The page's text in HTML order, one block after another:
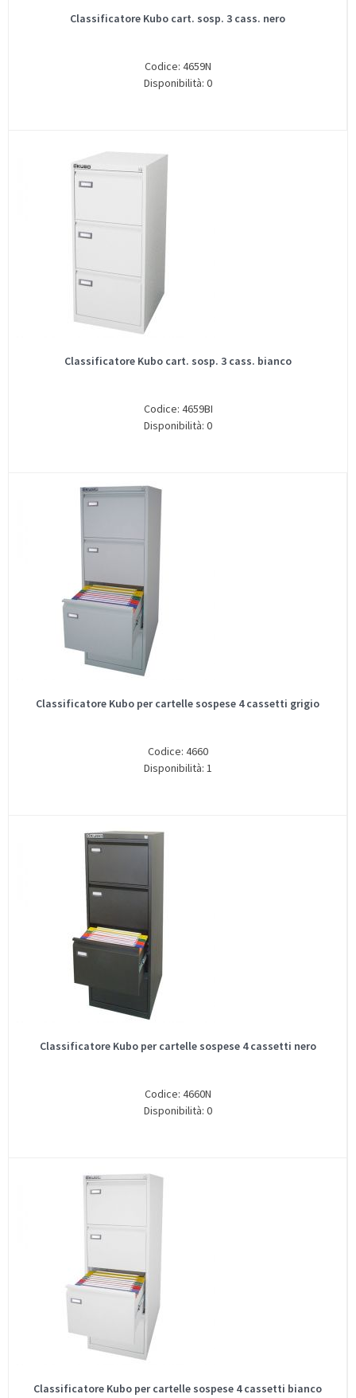
Classificatore Kubo cart. sosp. 3 cass. nero
Codice: 4659N
Disponibilità: 0
Classificatore Kubo cart. sosp. 3 cass. bianco
Codice: 4659BI
Disponibilità: 0
Classificatore Kubo per cartelle sospese 4 cassetti grigio
Codice: 4660
Disponibilità: 1
Classificatore Kubo per cartelle sospese 4 cassetti nero
Codice: 4660N
Disponibilità: 0
Classificatore Kubo per cartelle sospese 4 cassetti bianco